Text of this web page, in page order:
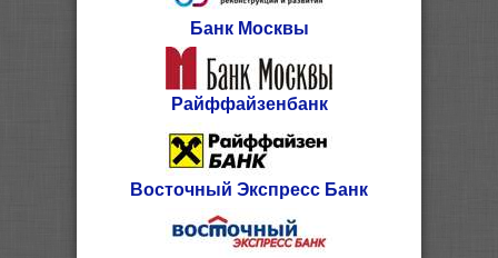
Банк Москвы
Райффайзенбанк
Восточный Экспресс Банк